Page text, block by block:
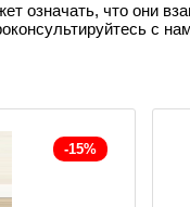
означать, что они
с
-15%